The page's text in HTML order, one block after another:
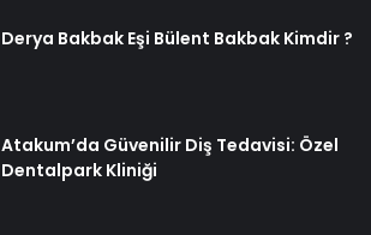
Derya Bakbak Eşi Bülent Bakbak Kimdir ?
Atakum’da Güvenilir Diş Tedavisi: Özel
Dentalpark Kliniği